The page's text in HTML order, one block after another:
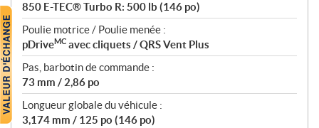
850 E-TEC® Turbo R: 500 lb (146 po)
Poulie motrice / Poulie menée :
pDriveMC avec cliquets / QRS Vent Plus
Pas, barbotin de commande :
73 mm / 2,86 po
Longueur globale du véhicule :
3,174 mm / 125 po (146 po)